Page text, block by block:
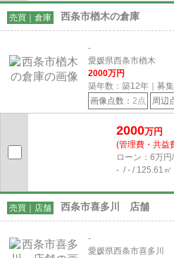
売買｜倉庫 西条市楢木の倉庫
-
愛媛県西条市楢木
2000万円
築年数：築12年｜募集
画像点数： 2点 周辺
2000万円
(管理費・共益
ローン：6万円/
- / - / 125.61㎡
売買｜店舗 西条市喜多川 店舗
-
愛媛県西条市喜多川